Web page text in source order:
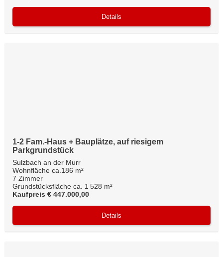
Details
1-2 Fam.-Haus + Bauplätze, auf riesigem
Parkgrundstück
Sulzbach an der Murr
Wohnfläche ca.186 m²
7 Zimmer
Grundstücksfläche ca. 1 528 m²
Kaufpreis € 447.000,00
Details